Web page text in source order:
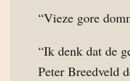
“Vieze gore
“Ik denk dat de
Peter Breedveld